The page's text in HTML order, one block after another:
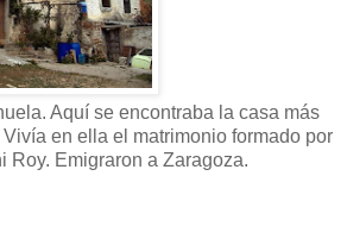
Aquí se encontraba la casa más
en ella el matrimonio formado por
Roy. Emigraron a Zaragoza.